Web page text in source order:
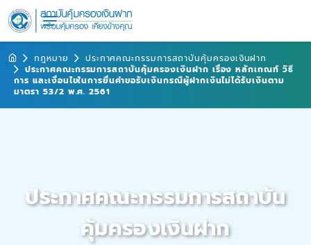
กฎหมาย
ประกาศคณะกรรมการสถาบันคุ้มครองเงินฝาก
ประกาศคณะกรรมการสถาบันคุ้มครองเงินฝาก เรื่อง หลักเกณฑ์ วิธี
การ และเงื่อนไขในการยื่นคำขอรับเงินกรณีผู้ฝากเงินไม่ได้รับเงินตาม
มาตรา 53/2 พ.ศ. 2561
ประกาศคณะกรรมการสถาบัน
คุ้มครองเงินฝาก